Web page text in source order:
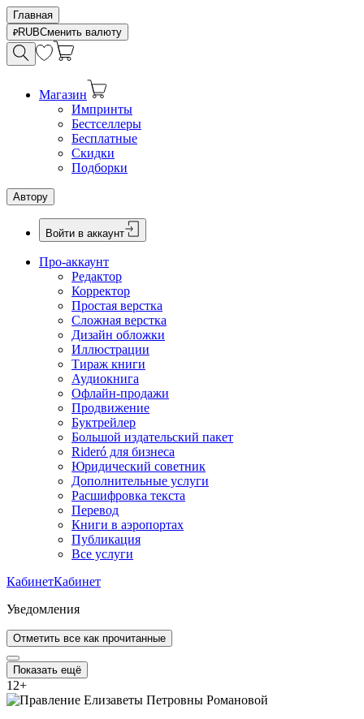
Главная
RUBСменить валюту
Магазин
Импринты
Бестселлеры
Бесплатные
Скидки
Подборки
Автору
Войти в аккаунт
Про-аккаунт
Редактор
Корректор
Простая верстка
Сложная верстка
Дизайн обложки
Иллюстрации
Тираж книги
Аудиокнига
Офлайн-продажи
Продвижение
Буктрейлер
Большой издательский пакет
Rideró для бизнеса
Юридический советник
Дополнительные услуги
Расшифровка текста
Перевод
Книги в аэропортах
Публикация
Все услуги
КабинетКабинет
Уведомления
Отметить все как прочитанные
Показать ещё
12+